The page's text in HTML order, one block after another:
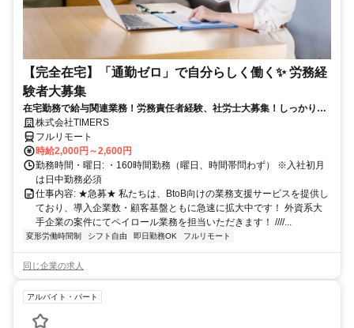
【完全在宅】「通勤ゼロ」で自分らしく働く✨ 労務経
験者大募集
在宅勤務で給与関連業務！労務責任者経験、社労士大募集！しっかり稼
ぎたい方、注目！
株式会社TIMERS
フルリモート
時給2,000円～2,600円
勤務時間・曜日: ・160時間勤務（曜日、時間帯問わず） ※入社初月
は日中勤務必須
仕事内容: ★急募★ 私たちは、BtoB向けの業務支援サービスを提供し
ており、導入企業数・顧客基盤ともに急速に拡大中です！ 外資系大
手企業の案件にてペイロール業務を担当いただきます！ ////...
変形労働時間制 シフト自由 即日勤務OK フルリモート
同じ企業の求人
アルバイト・パート